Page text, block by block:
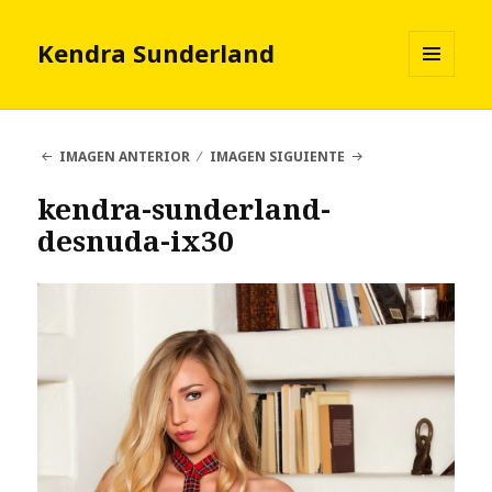
Kendra Sunderland
Y
IMAGEN ANTERIOR
IMAGEN SIGUIENTE
kendra-sunderland-
desnuda-ix30